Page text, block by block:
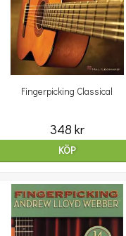
Fingerpicking Classical
348 kr
KÖP